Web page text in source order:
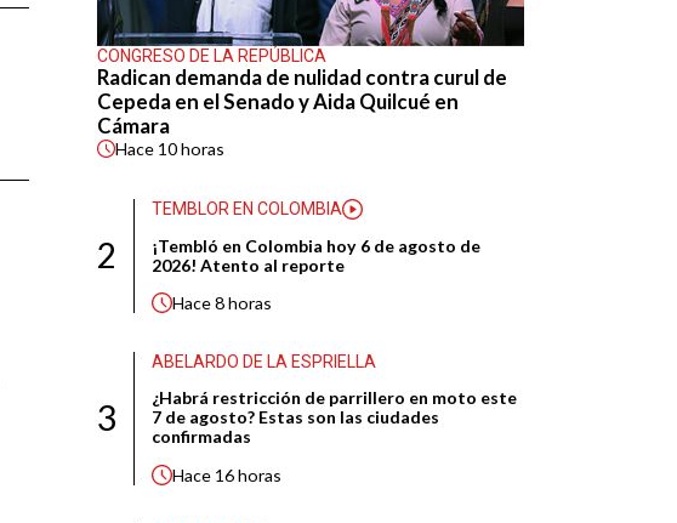
CONGRESO DE LA REPÚBLICA
Radican demanda de nulidad contra curul de
Cepeda en el Senado y Aida Quilcué en
Cámara
Hace 10 horas
2
TEMBLOR EN COLOMBIA
¡Tembló en Colombia hoy 6 de agosto de
2026! Atento al reporte
Hace8 horas
3
ABELARDO DE LA ESPRIELLA
¿Habrá restricción de parrillero en moto este
7 de agosto? Estas son las ciudades
confirmadas
Hace 16 horas